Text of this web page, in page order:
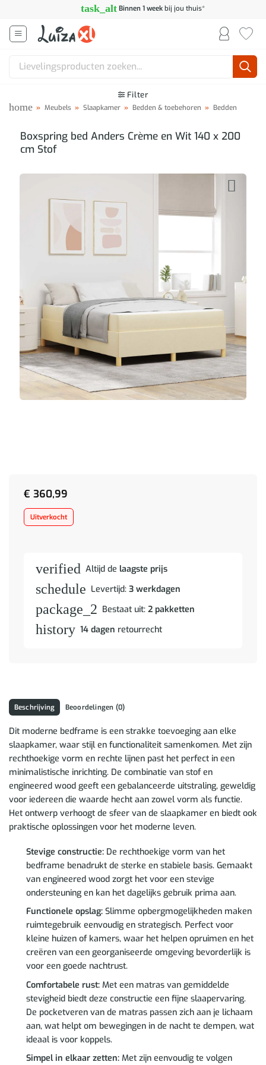
inhoud
task_alt Binnen 1 weekbij jou thuis*
Zoeken
Filter
home » Meubels » Slaapkamer » Bedden & toebehoren » Bedden
Boxspring bed Anders Crème en Wit 140 x 200
cm Stof
€ 360,99
Uitverkocht
verified Altijd de laagste prijs
schedule Levertijd: 3 werkdagen
package_2 Bestaat uit: 2 pakketten
history 14 dagen retourrecht
Beschrijving Beoordelingen (0)
Dit moderne bedframe is een strakke toevoeging aan elke
slaapkamer, waar stijl en functionaliteit samenkomen. Met zijn
rechthoekige vorm en rechte lijnen past het perfect in een
minimalistische inrichting. De combinatie van stof en
engineered wood geeft een gebalanceerde uitstraling, geweldig
voor iedereen die waarde hecht aan zowel vorm als functie.
Het ontwerp verhoogt de sfeer van de slaapkamer en biedt ook
praktische oplossingen voor het moderne leven.
Stevige constructie:De rechthoekige vorm van het
bedframe benadrukt de sterke en stabiele basis. Gemaakt
van engineered wood zorgt het voor een stevige
ondersteuning en kan het dagelijks gebruik prima aan.
Functionele opslag:Slimme opbergmogelijkheden maken
ruimtegebruik eenvoudig en strategisch. Perfect voor
kleine huizen of kamers, waar het helpen opruimen en het
creëren van een georganiseerde omgeving bevorderlijk is
voor een goede nachtrust.
Comfortabele rust:Met een matras van gemiddelde
stevigheid biedt deze constructie een fijne slaapervaring.
De pocketveren van de matras passen zich aan je lichaam
aan, wat helpt om bewegingen in de nacht te dempen, wat
ideaal is voor koppels.
Simpel in elkaar zetten:Met zijn eenvoudig te volgen